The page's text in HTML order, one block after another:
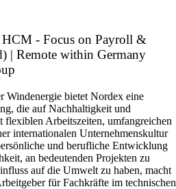
- Focus on Payroll &
| Remote within Germany
Windenergie bietet Nordex eine
die auf Nachhaltigkeit und
Arbeitszeiten, umfangreichen
internationalen Unternehmenskultur
und berufliche Entwicklung
an bedeutenden Projekten zu
auf die Umwelt zu haben, macht
für Fachkräfte im technischen